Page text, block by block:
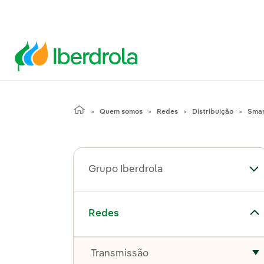
Quem somos Redes Distribuição
Grupo Iberdrola
Redes
Alternar submenu de Redes
Transmissão